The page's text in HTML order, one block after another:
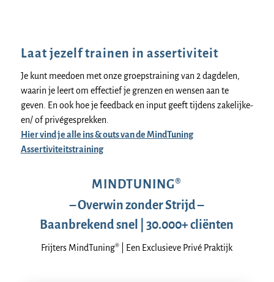
Laat jezelf trainen in assertiviteit
Je kunt meedoen met onze groepstraining van 2 dagdelen,
waarin je leert om effectief je grenzen en wensen aan te
geven. En ook hoe je feedback en input geeft tijdens zakelijke-
en/ of privégesprekken.
Hier vind je alle ins & outs van de MindTuning
Assertiviteitstraining
MINDTUNING®
– Overwin zonder Strijd –
Baanbrekend snel | 30.000+ cliënten
Frijters MindTuning® | Een Exclusieve Privé Praktijk